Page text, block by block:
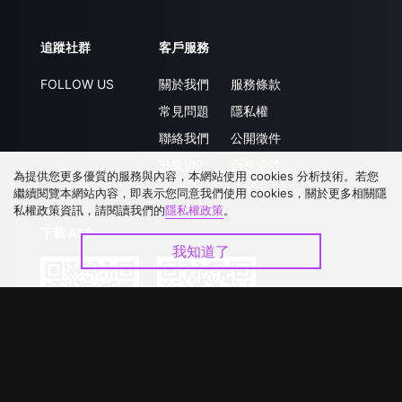
追蹤社群
FOLLOW US
客戶服務
關於我們
常見問題
聯絡我們
服務條款
隱私權
公開徵件
下載 APP
為提供您更多優質的服務與內容，本網站使用 cookies 分析技術。若您
繼續閱覽本網站內容，即表示您同意我們使用 cookies，關於更多相關隱
私權政策資訊，請閱讀我們的隱私權政策。
我知道了